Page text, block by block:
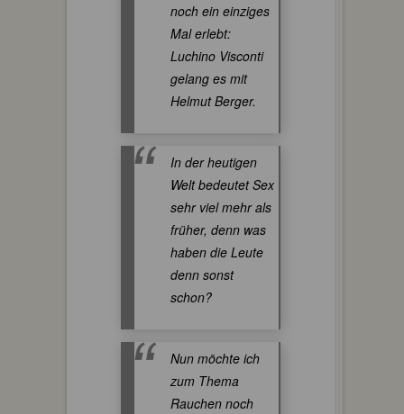
noch ein einziges
Mal erlebt:
Luchino Visconti
gelang es mit
Helmut Berger.
In der heutigen
Welt bedeutet Sex
sehr viel mehr als
früher, denn was
haben die Leute
denn sonst
schon?
Nun möchte ich
zum Thema
Rauchen noch